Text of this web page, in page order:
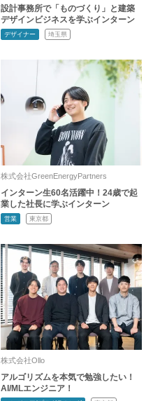
設計事務所で「ものづくり」と建築
デザインビジネスを学ぶインターン
デザイナー 埼玉県
株式会社GreenEnergyPartners
インターン生60名活躍中！24歳で起
業した社長に学ぶインターン
営業 東京都
株式会社Ollo
アルゴリズムを本気で勉強したい！
AI/MLエンジニア！